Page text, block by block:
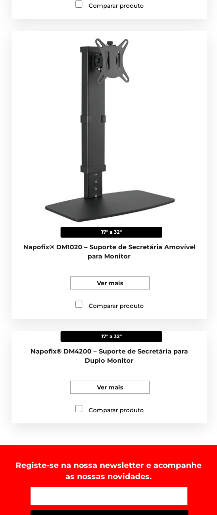
Comparar produto
17" a 32"
Napofix® DM1020 – Suporte de Secretária Amovível
para Monitor
Ver mais
Comparar produto
17" a 32"
Napofix® DM4200 – Suporte de Secretária para
Duplo Monitor
Ver mais
Comparar produto
Registe-se na nossa newsletter e acompanhe
as nossas novidades.